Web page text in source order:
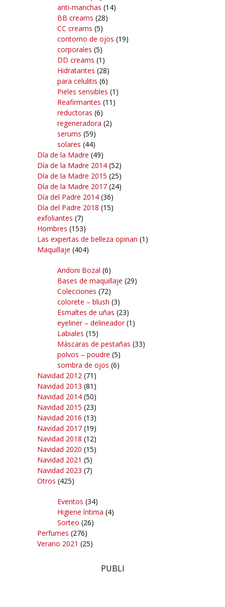
anti-manchas (14)
BB creams (28)
CC creams (5)
contorno de ojos (19)
corporales (5)
DD creams (1)
Hidratantes (28)
para celulitis (6)
Pieles sensibles (1)
Reafirmantes (11)
reductoras (6)
regeneradora (2)
serums (59)
solares (44)
Día de la Madre (49)
Día de la Madre 2014 (52)
Día de la Madre 2015 (25)
Día de la Madre 2017 (24)
Día del Padre 2014 (36)
Día del Padre 2018 (15)
exfoliantes (7)
Hombres (153)
Las expertas de belleza opinan (1)
Maquillaje (404)
Andoni Bozal (6)
Bases de maquillaje (29)
Colecciones (72)
colorete – blush (3)
Esmaltes de uñas (23)
eyeliner – delineador(1)
Labiales (15)
Máscaras de pestañas (33)
polvos – poudre (5)
sombra de ojos (6)
Navidad 2012 (71)
Navidad 2013 (81)
Navidad 2014 (50)
Navidad 2015 (23)
Navidad 2016 (13)
Navidad 2017 (19)
Navidad 2018 (12)
Navidad 2020 (15)
Navidad 2021 (5)
Navidad 2023 (7)
Otros (425)
Eventos (34)
Higiene íntima (4)
Sorteo (26)
Perfumes (276)
Verano 2021 (25)
PUBLI